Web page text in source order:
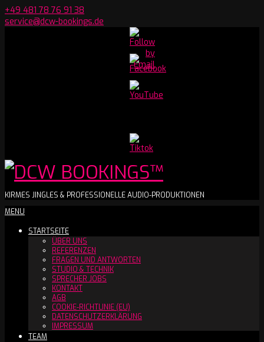
Skip
to
+49 481 78 76 91 38
service@dcw-bookings.de
Youtube
Channel
DCW
BOOKINGS™
KIRMES JINGLES & PROFESSIONELLE AUDIO-PRODUKTIONEN
Secondary
Menu
MENU
STARTSEITE
ÜBER UNS
REFERENZEN
FRAGEN UND ANTWORTEN
STUDIO & TECHNIK
SPRECHER JOBS
KONTAKT
AGB
COOKIE-RICHTLINIE (EU)
DATENSCHUTZERKLÄRUNG
IMPRESSUM
TEAM